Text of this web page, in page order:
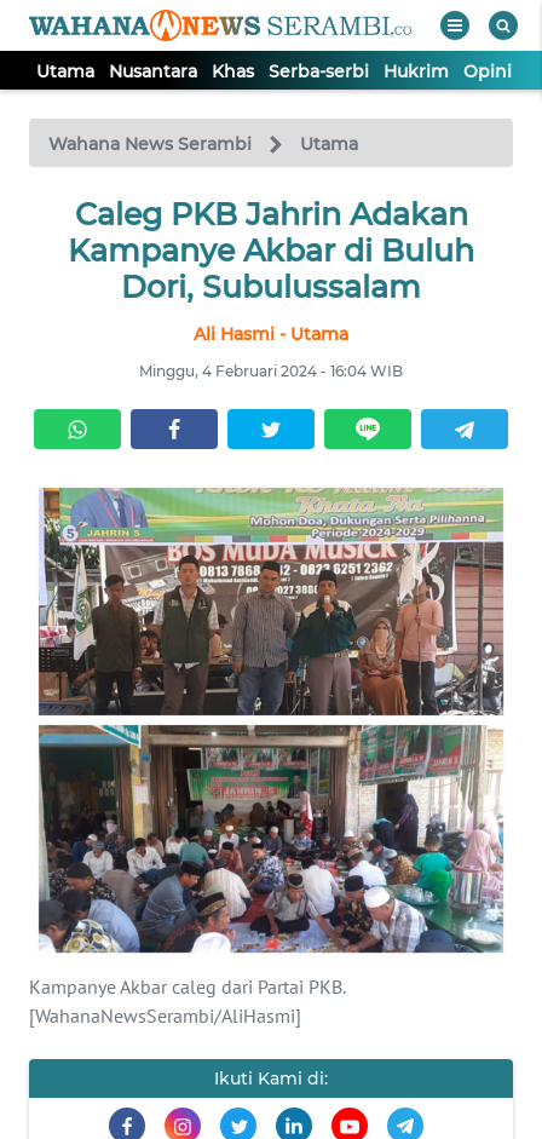
Utama Nusantara Khas Serba-serbi Hukrim Opini
Wahana News Serambi Utama
Caleg PKB Jahrin Adakan
Kampanye Akbar di Buluh
Dori, Subulussalam
Ali Hasmi - Utama
Minggu, 4 Februari 2024 - 16:04 WIB
Kampanye Akbar caleg dari Partai PKB.
[WahanaNewsSerambi/AliHasmi]
Ikuti Kami di:
TV
Tutup
UTAMA
NUSANTARA
SERBA-
SERBI
HUKRIM
OPINI
PERISTIWA
Informasi
INDEKS
BERITA
KONTAK
KAMI
INFO
TENTANG
KAMI
PEDOMAN